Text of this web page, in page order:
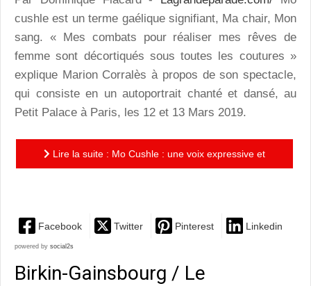
cushle est un terme gaélique signifiant, Ma chair, Mon
sang. « Mes combats pour réaliser mes rêves de
femme sont décortiqués sous toutes les coutures »
explique Marion Corralès à propos de son spectacle,
qui consiste en un autoportrait chanté et dansé, au
Petit Palace à Paris, les 12 et 13 Mars 2019.
Lire la suite : Mo Cushle : une voix expressive et
Facebook Twitter Pinterest Linkedin
powered by social2s
Birkin-Gainsbourg / Le